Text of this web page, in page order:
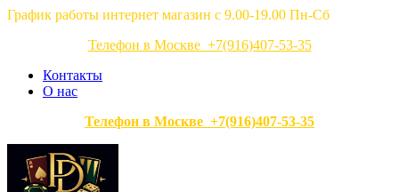
График работы интернет магазин с 9.00-19.00 Пн-Сб
Телефон в Москве +7(916)407-53-35
Контакты
О нас
Телефон в Москве +7(916)407-53-35